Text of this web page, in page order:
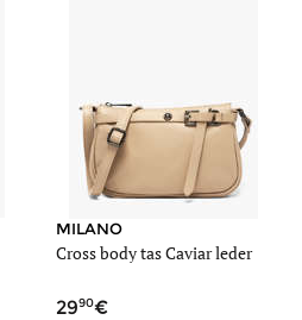
MILANO
Cross body tas Caviar leder
2990